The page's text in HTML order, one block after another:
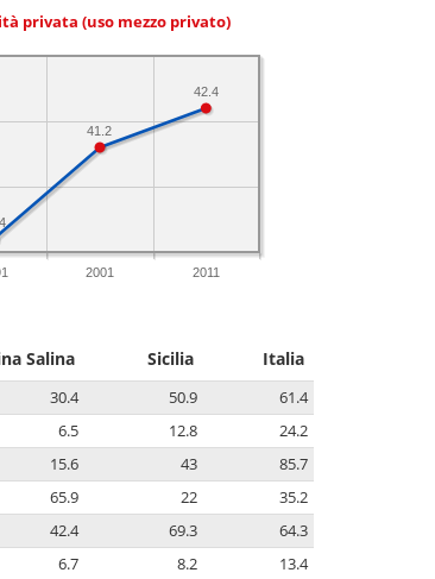
privata (uso mezzo privato)
2001 2011
42.4
41.2
Salina Sicilia Italia
30.4 50.9
61.4
6.5 12.8
24.2
15.6 43
85.7
65.9 22
35.2
42.4 69.3
64.3
6.7 8.2
13.4